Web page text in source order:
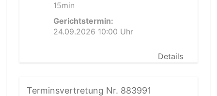
15min
Gerichtstermin:
24.09.2026 10:00 Uhr
Details
Terminsvertretung Nr. 883991